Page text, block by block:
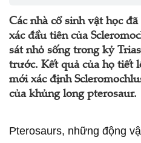
Các nhà cổ sinh vật học
xác đầu tiên của
sát nhỏ sống trong kỷ
trước. Kết quả của họ tiết
mới xác định
của khủng long pterosaur.
Pterosaurs, những động